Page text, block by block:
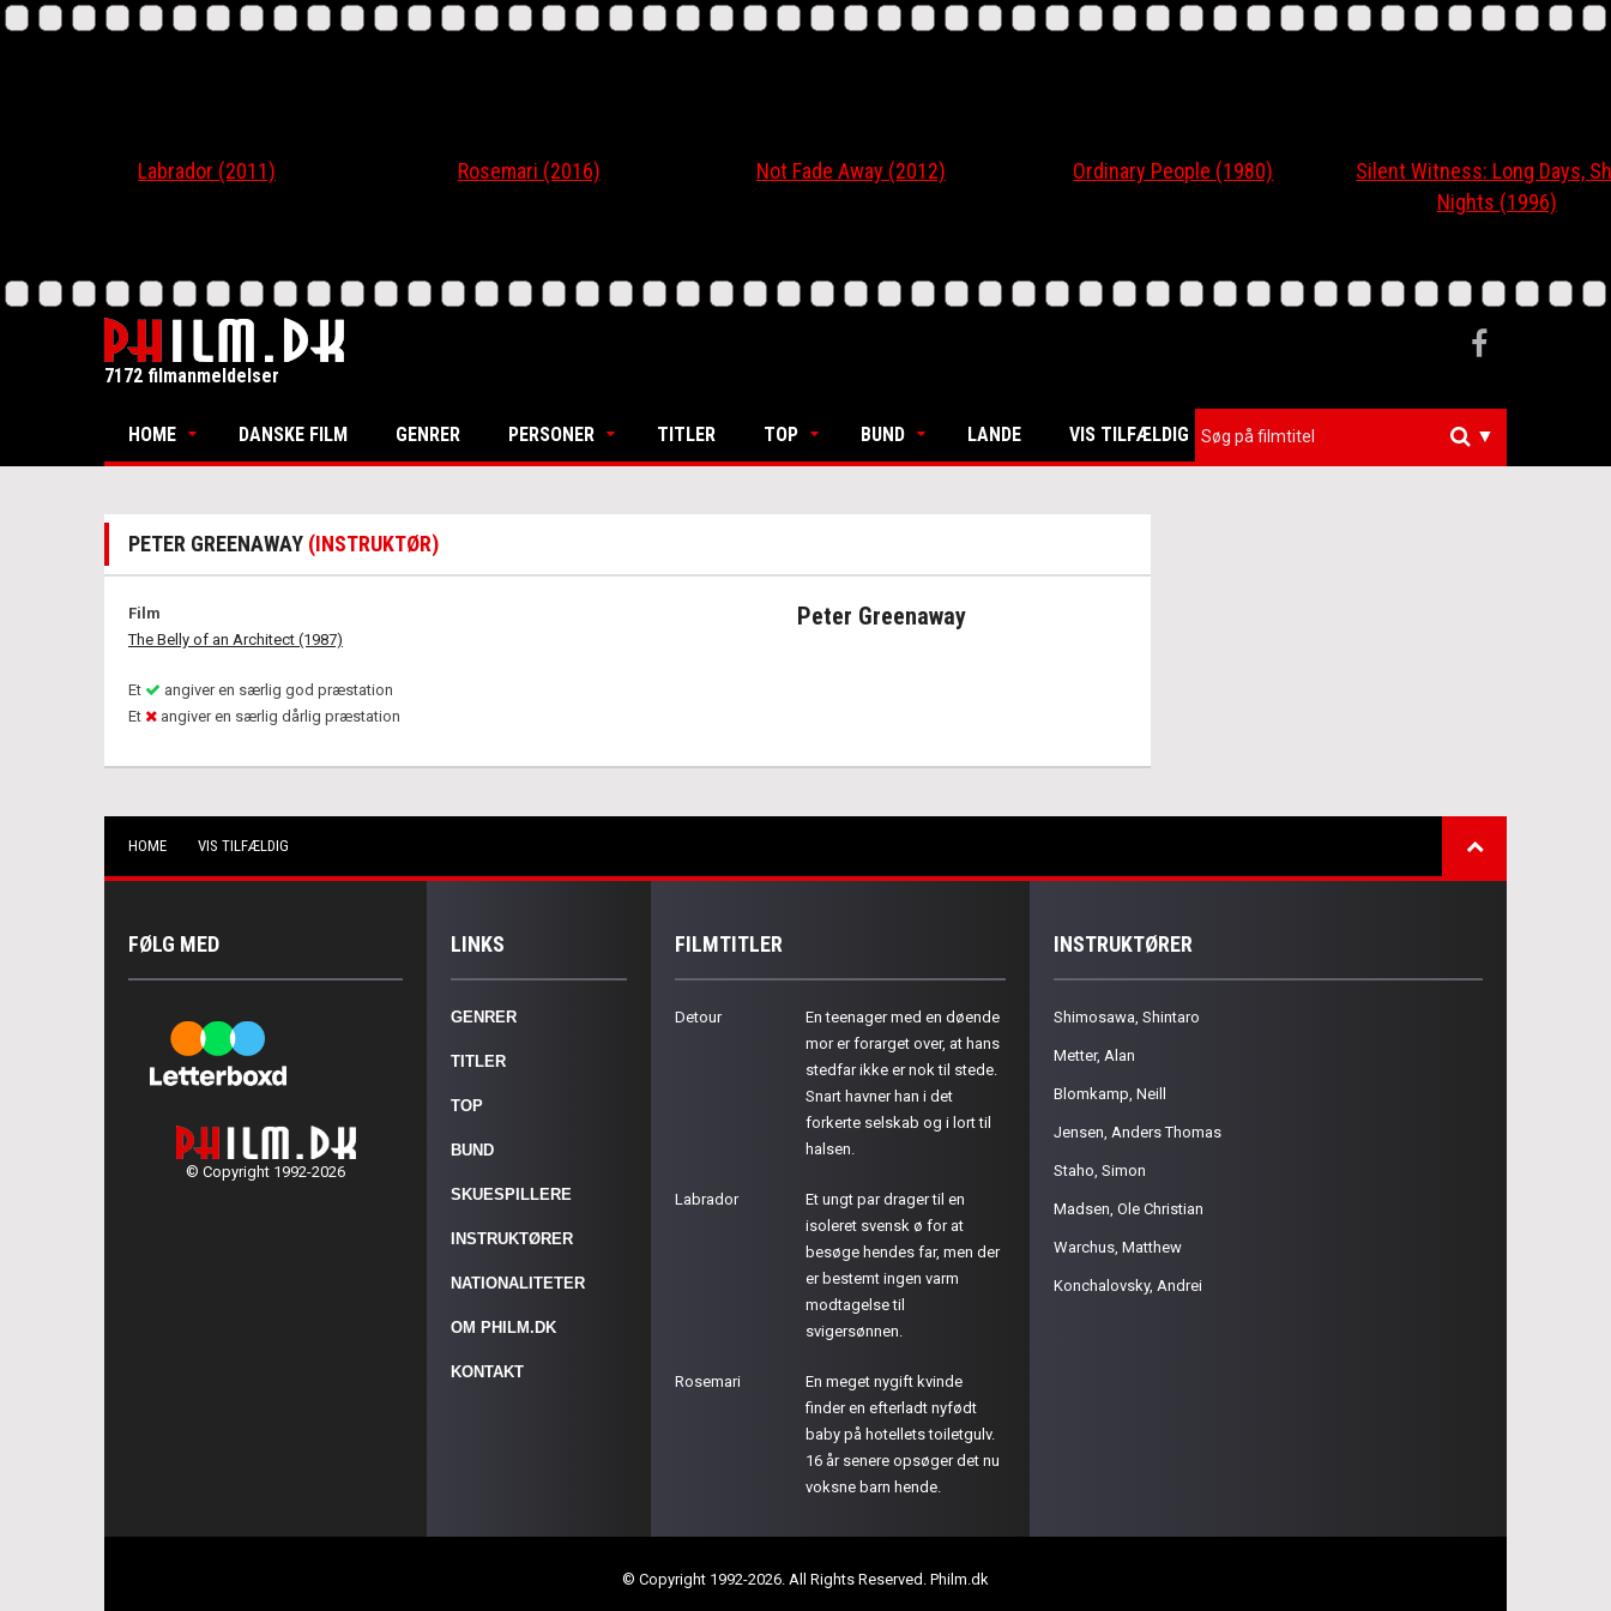
Labrador (2011) Rosemari (2016) Not Fade Away (2012) Ordinary People (1980)
Silent Witness: Long Days, Short
Nights (1996)
7172 filmanmeldelser
HOME DANSKE FILM GENRER PERSONER TITLER TOP BUND LANDE VIS TILFÆLDIG ▼
PETER GREENAWAY (INSTRUKTØR)
Peter Greenaway
Film
The Belly of an Architect (1987)
Et
angiver en særlig god præstation
Et
angiver en særlig dårlig præstation
HOME VIS TILFÆLDIG
FØLG MED
© Copyright 1992-2026
LINKS
GENRER
TITLER
TOP
BUND
SKUESPILLERE
INSTRUKTØRER
NATIONALITETER
OM PHILM.DK
KONTAKT
FILMTITLER
Detour
En teenager med en døende
mor er forarget over, at hans
stedfar ikke er nok til stede.
Snart havner han i det
forkerte selskab og i lort til
halsen.
Labrador
Et ungt par drager til en
isoleret svensk ø for at
besøge hendes far, men der
er bestemt ingen varm
modtagelse til
svigersønnen.
Rosemari
En meget nygift kvinde
finder en efterladt nyfødt
baby på hotellets toiletgulv.
16 år senere opsøger det nu
voksne barn hende.
INSTRUKTØRER
Shimosawa, Shintaro
Metter, Alan
Blomkamp, Neill
Jensen, Anders Thomas
Staho, Simon
Madsen, Ole Christian
Warchus, Matthew
Konchalovsky, Andrei
© Copyright 1992-2026. All Rights Reserved. Philm.dk